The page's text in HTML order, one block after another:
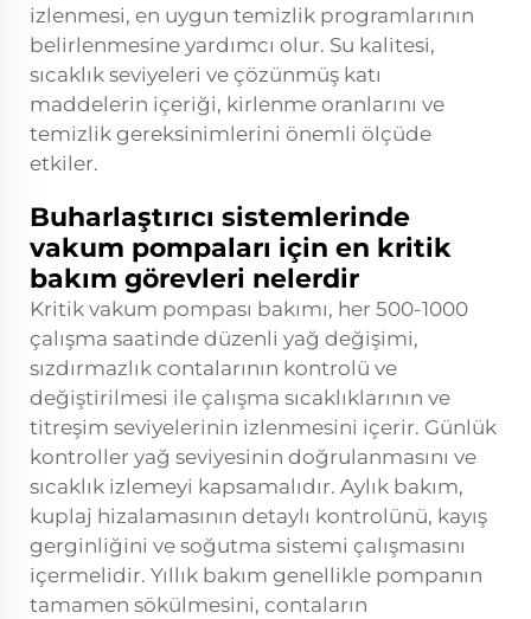
izlenmesi, en uygun temizlik programlarının
belirlenmesine yardımcı olur. Su kalitesi,
sıcaklık seviyeleri ve çözünmüş katı
maddelerin içeriği, kirlenme oranlarını ve
temizlik gereksinimlerini önemli ölçüde
etkiler.
Buharlaştırıcı sistemlerinde
vakum pompaları için en kritik
bakım görevleri nelerdir
Kritik vakum pompası bakımı, her 500-1000
çalışma saatinde düzenli yağ değişimi,
sızdırmazlık contalarının kontrolü ve
değiştirilmesi ile çalışma sıcaklıklarının ve
titreşim seviyelerinin izlenmesini içerir. Günlük
kontroller yağ seviyesinin doğrulanmasını ve
sıcaklık izlemeyi kapsamalıdır. Aylık bakım,
kuplaj hizalamasının detaylı kontrolünü, kayış
gerginliğini ve soğutma sistemi çalışmasını
içermelidir. Yıllık bakım genellikle pompanın
tamamen sökülmesini, contaların